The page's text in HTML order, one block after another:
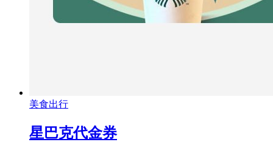
美食出行
星巴克代金券